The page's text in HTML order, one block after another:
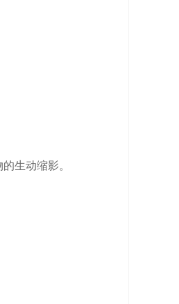
生动缩影。